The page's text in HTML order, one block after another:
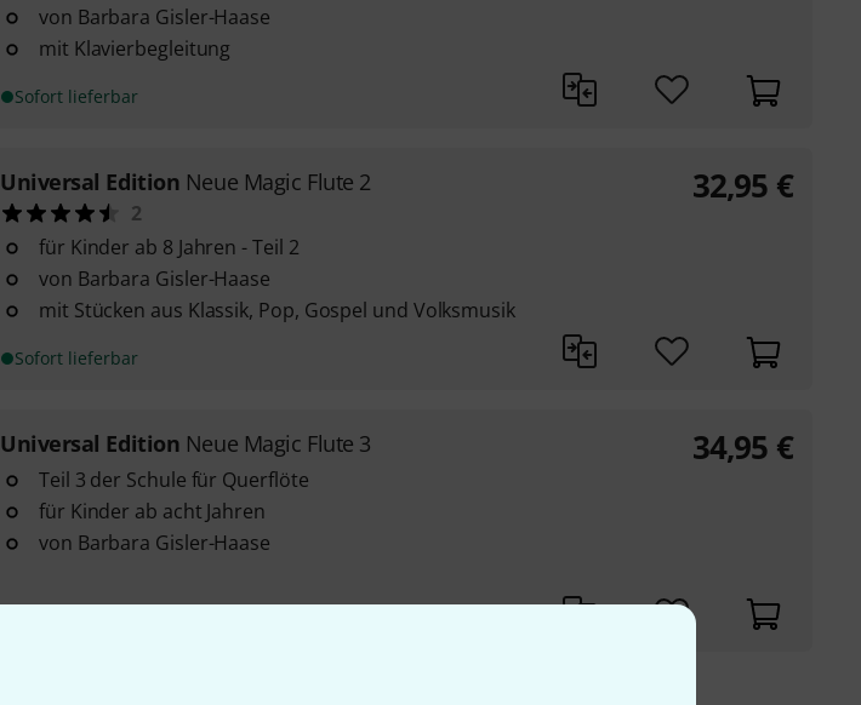
von Barbara Gisler-Haase
mit Klavierbegleitung
Sofort lieferbar
Universal Edition Neue Magic Flute 2
2
für Kinder ab 8 Jahren - Teil 2
von Barbara Gisler-Haase
mit Stücken aus Klassik, Pop, Gospel und Volksmusik
Sofort lieferbar
32,95 €
Universal Edition Neue Magic Flute 3
Teil 3 der Schule für Querflöte
für Kinder ab acht Jahren
von Barbara Gisler-Haase
34,95 €